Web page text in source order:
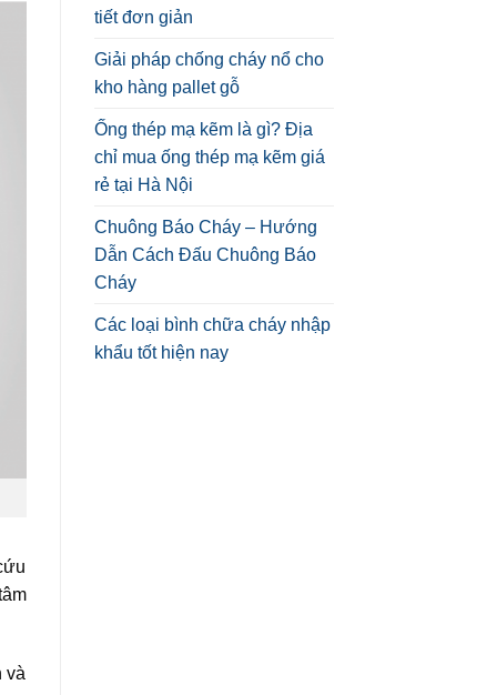
và
tiết đơn giản
Giải pháp chống cháy nổ cho
kho hàng pallet gỗ
Ống thép mạ kẽm là gì? Địa
chỉ mua ống thép mạ kẽm giá
rẻ tại Hà Nội
Chuông Báo Cháy – Hướng
Dẫn Cách Đấu Chuông Báo
Cháy
Các loại bình chữa cháy nhập
khẩu tốt hiện nay